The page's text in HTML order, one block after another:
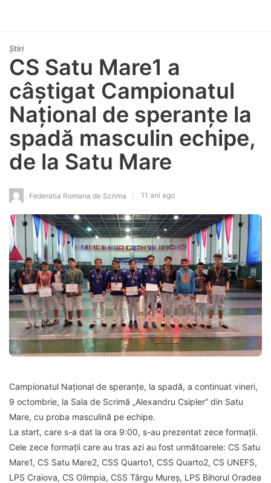
Știri
CS Satu Mare1 a
câștigat Campionatul
Național de speranțe la
spadă masculin echipe,
de la Satu Mare
Federatia Romana de Scrima 11 ani ago
Campionatul Național de speranțe, la spadă, a continuat vineri,
9 octombrie, la Sala de Scrimă „Alexandru Csipler” din Satu
Mare, cu proba masculină pe echipe.
La start, care s-a dat la ora 9:00, s-au prezentat zece formații.
Cele zece formații care au tras azi au fost următoarele: CS Satu
Mare1, CS Satu Mare2, CSS Quarto1, CSS Quarto2, CS UNEFS,
LPS Craiova, CS Olimpia, CSS Târgu Mureș, LPS Bihorul Oradea